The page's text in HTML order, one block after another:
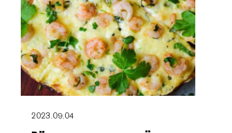
2023.09.04